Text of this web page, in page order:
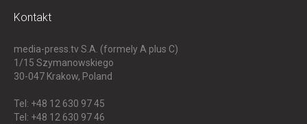
Kontakt
media-press.tv S.A. (formely A plus C)
1/15 Szymanowskiego
30-047 Krakow, Poland
Tel: +48 12 630 97 45
Tel: +48 12 630 97 46